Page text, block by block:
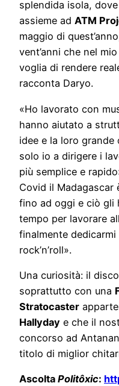
splendida isola,
assieme ad ATM
maggio di
vent’anni che nel
voglia di rendere
racconta Daryo.
«Ho lavorato con
hanno aiutato a
idee e la loro
solo io a dirigere i
più semplice e
Covid il
fino ad oggi e ciò gli
tempo per lavorare
finalmente
rock’n’roll».
Una curiosità: il
soprattutto con una
Stratocaster
Hallyday e che il
concorso ad
titolo di miglior
Ascolta Politôxic: